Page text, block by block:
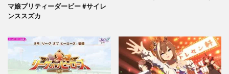
マ娘プリティーダービー #サイレ
ンススズカ